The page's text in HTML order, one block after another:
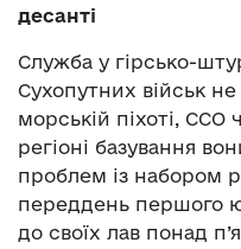
десанті
Служба у гірсько-
Сухопутних військ
морській піхоті, ССО
регіоні базування
проблем із набором
переддень першого
до своїх лав понад